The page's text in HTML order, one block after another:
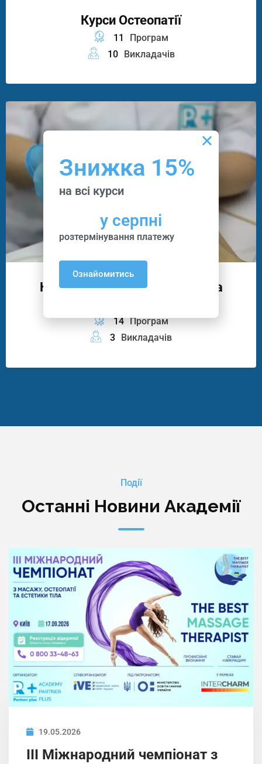
Курси Остеопатії
11
Програм
10
Викладачів
Курси Манікюру, Педикюру Та
14 Програм
3
Викладачів
Події
Останні Новини Академії
19.05.2026
ІIІ Міжнародний чемпіонат з
Знижка 15%
на всі курси
у серпні
розтермінування платежу
Ознайомитись